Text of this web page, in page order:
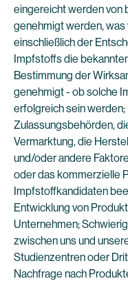
eingereicht werden von
genehmigt werden, was
einschließlich der
Impfstoffs die
Bestimmung der
genehmigt - ob solche
erfolgreich sein
Zulassungsbehörden,
Vermarktung, die
und/oder andere
oder das kommerzielle
Impfstoffkandidaten
Entwicklung von
Unternehmen;
zwischen uns und
Studienzentren oder
Nachfrage nach